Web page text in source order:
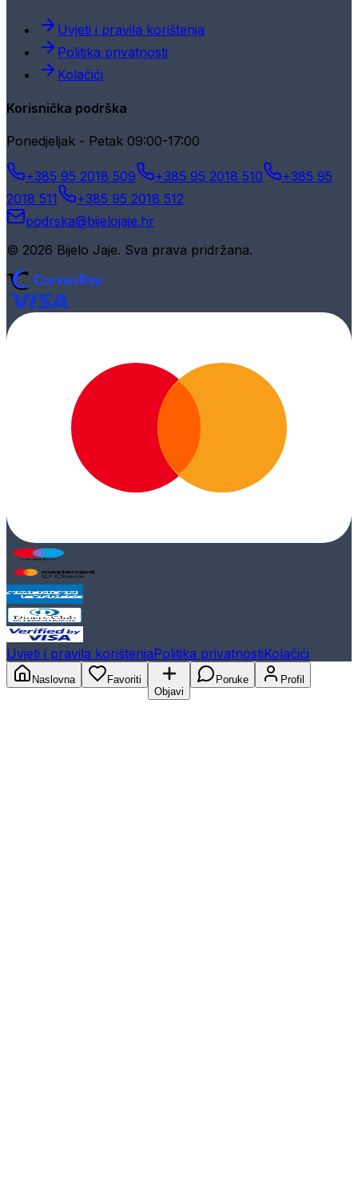
Uvjeti i pravila korištenja
Politika privatnosti
Kolačići
Korisnička podrška
Ponedjeljak - Petak 09:00-17:00
+385 95 2018 509 +385 95 2018 510
+385 95
2018 511
+385 95 2018 512
podrska@bijelojaje.hr
© 2026 Bijelo Jaje. Sva prava pridržana.
Uvjeti i pravila korištenjaPolitika privatnostiKolačići
Naslovna
Favoriti
Objavi
Poruke Profil